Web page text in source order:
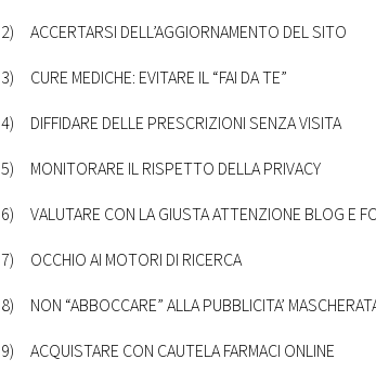
2) ACCERTARSI DELL’AGGIORNAMENTO DEL SITO
3) CURE MEDICHE: EVITARE IL “FAI DA TE”
4) DIFFIDARE DELLE PRESCRIZIONI SENZA VISITA
5) MONITORARE IL RISPETTO DELLA PRIVACY
6) VALUTARE CON LA GIUSTA ATTENZIONE BLOG E
7) OCCHIO AI MOTORI DI RICERCA
8) NON “ABBOCCARE” ALLA PUBBLICITA’
9) ACQUISTARE CON CAUTELA FARMACI ONLINE